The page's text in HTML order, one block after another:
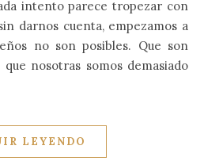
intento parece tropezar con
darnos cuenta, empezamos a
no son posibles. Que son
nosotras somos demasiado
LEYENDO